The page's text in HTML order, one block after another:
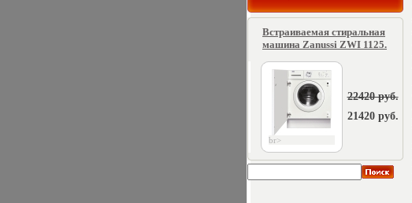
Встраиваемая стиральная
машина Zanussi ZWI 1125.
br>
22420 руб.
21420 руб.